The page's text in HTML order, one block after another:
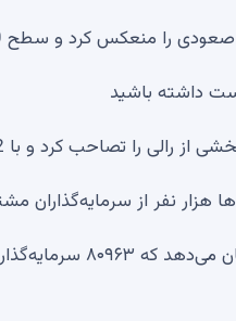
داشته باشید
هزار نفر از سرمایه‌گذاران